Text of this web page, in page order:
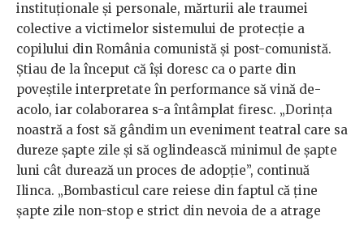
instituționale și personale, mărturii ale traumei
colective a victimelor sistemului de protecție a
copilului din România comunistă și post-comunistă.
Știau de la început că își doresc ca o parte din
poveștile interpretate în performance să vină de-
acolo, iar colaborarea s-a întâmplat firesc. „Dorința
noastră a fost să gândim un eveniment teatral care sa
dureze șapte zile și să oglindească minimul de șapte
luni cât durează un proces de adopție”, continuă
Ilinca. „Bombasticul care reiese din faptul că ține
șapte zile non-stop e strict din nevoia de a atrage